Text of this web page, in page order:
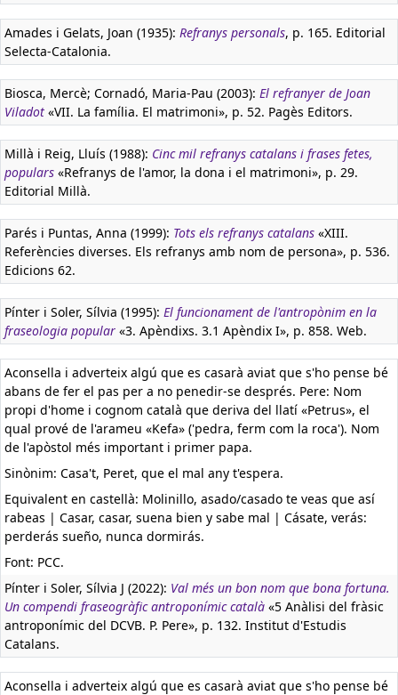
Amades i Gelats, Joan (1935): Refranys personals, p. 165. Editorial
Selecta-Catalonia.
Biosca, Mercè; Cornadó, Maria-Pau (2003): El refranyer de Joan
Viladot «VII. La família. El matrimoni», p. 52. Pagès Editors.
Millà i Reig, Lluís (1988): Cinc mil refranys catalans i frases fetes,
populars «Refranys de l'amor, la dona i el matrimoni», p. 29.
Editorial Millà.
Parés i Puntas, Anna (1999): Tots els refranys catalans «XIII.
Referències diverses. Els refranys amb nom de persona», p. 536.
Edicions 62.
Pínter i Soler, Sílvia (1995): El funcionament de l'antropònim en la
fraseologia popular «3. Apèndixs. 3.1 Apèndix I», p. 858. Web.
Aconsella i adverteix algú que es casarà aviat que s'ho pense bé
abans de fer el pas per a no penedir-se després. Pere: Nom
propi d'home i cognom català que deriva del llatí «Petrus», el
qual prové de l'arameu «Kefa» ('pedra, ferm com la roca'). Nom
de l'apòstol més important i primer papa.
Sinònim: Casa't, Peret, que el mal any t'espera.
Equivalent en castellà: Molinillo, asado/casado te veas que así
rabeas | Casar, casar, suena bien y sabe mal | Cásate, verás:
perderás sueño, nunca dormirás.
Font: PCC.
Pínter i Soler, Sílvia J (2022): Val més un bon nom que bona fortuna.
Un compendi fraseogràfic antroponímic català «5 Anàlisi del fràsic
antroponímic del DCVB. P. Pere», p. 132. Institut d'Estudis
Catalans.
Aconsella i adverteix algú que es casarà aviat que s'ho pense bé